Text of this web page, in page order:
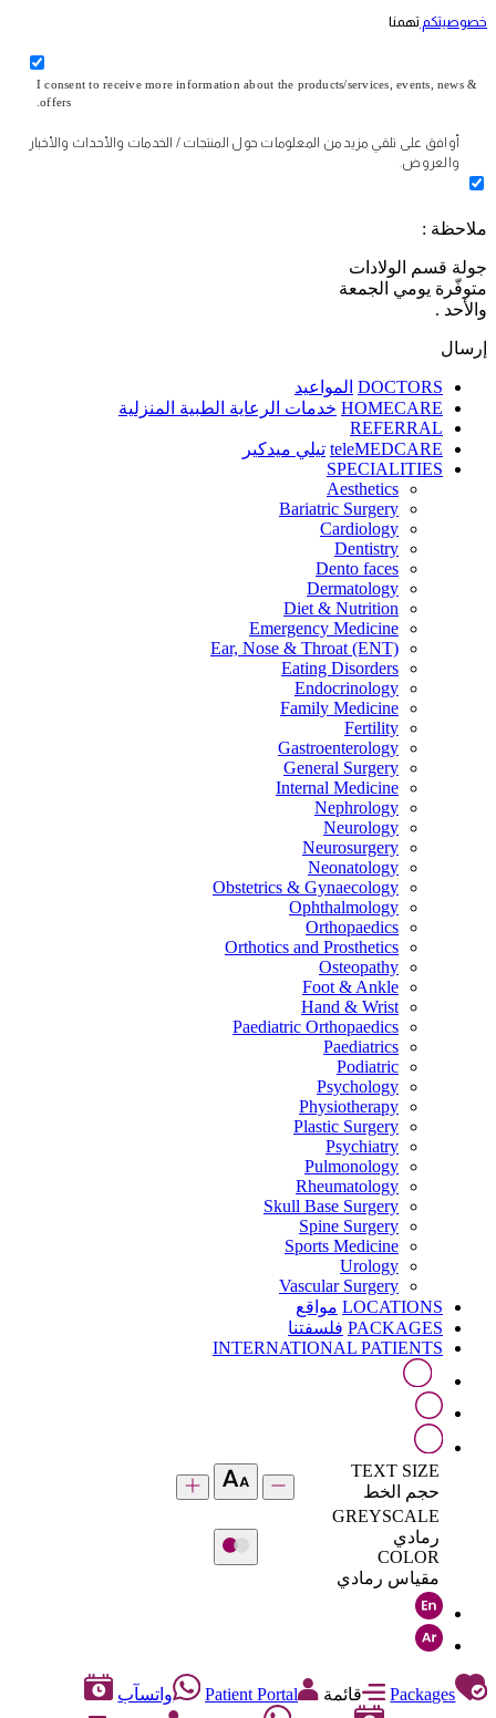
خصوصيتكم تهمنا
I consent to receive more information about the products/services, events, news &
offers.
أوافق على تلقي مزيد من المعلومات حول المنتجات / الخدمات والأحداث والأخبار
والعروض.
ملاحظة :
جولة قسم الولادات
متوفّرة يومي الجمعة
والأحد .
إرسال
DOCTORS المواعيد
HOMECARE خدمات الرعاية الطبية المنزلية
REFERRAL
teleMEDCARE تيلي ميدكير
SPECIALITIES
Aesthetics
Bariatric Surgery
Cardiology
Dentistry
Dento faces
Dermatology
Diet & Nutrition
Emergency Medicine
Ear, Nose & Throat (ENT)
Eating Disorders
Endocrinology
Family Medicine
Fertility
Gastroenterology
General Surgery
Internal Medicine
Nephrology
Neurology
Neurosurgery
Neonatology
Obstetrics & Gynaecology
Ophthalmology
Orthopaedics
Orthotics and Prosthetics
Osteopathy
Foot & Ankle
Hand & Wrist
Paediatric Orthopaedics
Paediatrics
Podiatric
Psychology
Physiotherapy
Plastic Surgery
Psychiatry
Pulmonology
Rheumatology
Skull Base Surgery
Spine Surgery
Sports Medicine
Urology
Vascular Surgery
LOCATIONS مواقع
PACKAGES فلسفتنا
INTERNATIONAL PATIENTS
TEXT SIZE
حجم الخط
GREYSCALE
رمادي
COLOR
مقياس رمادي
Packages قائمة Patient Portal
واتسآب